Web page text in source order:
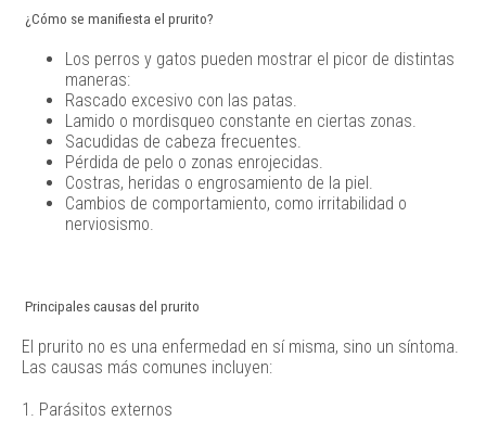
¿Cómo se manifiesta el prurito?
Los perros y gatos pueden mostrar el picor de distintas
maneras:
Rascado excesivo con las patas.
Lamido o mordisqueo constante en ciertas zonas.
Sacudidas de cabeza frecuentes.
Pérdida de pelo o zonas enrojecidas.
Costras, heridas o engrosamiento de la piel.
Cambios de comportamiento, como irritabilidad o
nerviosismo.
Principales causas del prurito
El prurito no es una enfermedad en sí misma, sino un síntoma.
Las causas más comunes incluyen:
1. Parásitos externos